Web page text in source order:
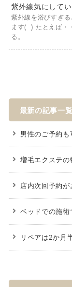
紫外線気にして
紫外線を浴びすぎ
ます(..) たとえば・
る。
最新の記事一覧
男性のご予約
増毛エクステの
店内次回予約が
ベッドでの施術
リペアは2か月